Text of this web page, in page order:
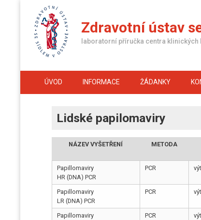
content
Zdravotní ústav
laboratorní příručka centra
ÚVOD INFORMACE ŽÁDANKY
Lidské papilomaviry
NÁZEV VYŠETŘENÍ METODA
Papillomaviry
HR (DNA) PCR
PCR
Papillomaviry
LR (DNA) PCR
PCR
Papillomaviry
PCR